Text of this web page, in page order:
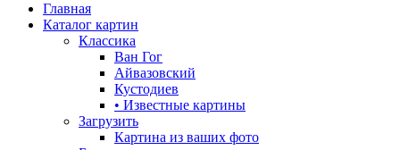
Главная
Каталог картин
Классика
Ван Гог
Айвазовский
Кустодиев
• Известные картины
Загрузить
Картина из ваших фото